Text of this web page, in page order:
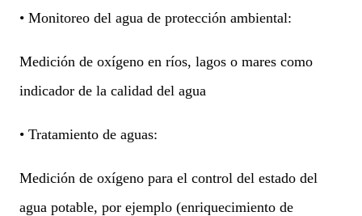
• Monitoreo del agua de protección ambiental:
Medición de oxígeno en ríos, lagos o mares como
indicador de la calidad del agua
• Tratamiento de aguas:
Medición de oxígeno para el control del estado del
agua potable, por ejemplo (enriquecimiento de